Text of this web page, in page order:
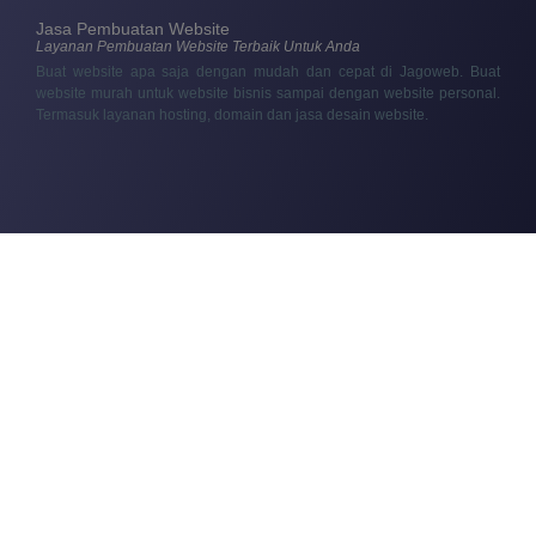
Jasa Pembuatan Website
Layanan Pembuatan Website Terbaik Untuk Anda
Buat website apa saja dengan mudah dan cepat di Jagoweb. Buat
website murah untuk website bisnis sampai dengan website personal.
Termasuk layanan hosting, domain dan jasa desain website.